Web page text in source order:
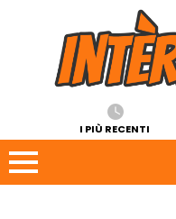
I PIÙ RECENTI